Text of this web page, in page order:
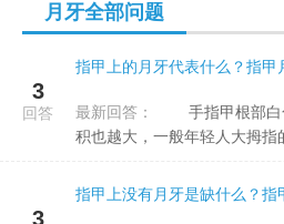
月牙全部问题
3
回答
指甲上的月牙代表什么？指甲
最新回答：
积也越大，一般年轻人大拇
3
指甲上没有月牙是缺什么？指